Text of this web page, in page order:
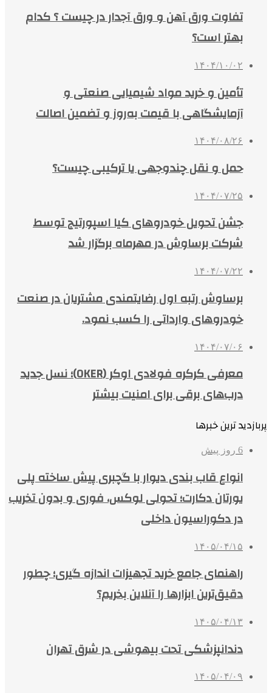
تفاوت ورق آهن و ورق آجدار در چیست ؟ کدام
بهتر است؟
۱۴۰۴/۱۰/۰۲
تأمین و خرید مواد شیمیایی صنعتی و
آزمایشگاهی با قیمت به‌روز و تضمین اصالت
۱۴۰۴/۰۸/۲۶
حمل و نقل چندوجهی یا ترکیبی چیست؟
۱۴۰۴/۰۷/۲۵
جشن تحویل خودروهای کیا اسپورتیج توسط
شرکت برساوش در مهرماه برگزار شد
۱۴۰۴/۰۷/۲۲
برساوش رتبه اول رضایتمندی مشتریان در صنعت
خودروهای وارداتی را کسب نمود.
۱۴۰۴/۰۷/۰۶
معرفی کرکره فولادی اوکر (OKER)؛ نسل جدید
درب‌های برقی برای امنیت بیشتر
پربازدید ترین خبرها
6 روز پیش
انواع قاب بندی دیوار با گچبری پیش ساخته پلی
یورتان دکارت؛ تحولی لوکس، فوری و بدون تخریب
در دکوراسیون داخلی
۱۴۰۵/۰۴/۱۵
راهنمای جامع خرید تجهیزات اندازه گیری؛ چطور
دقیق‌ترین ابزارها را آنلاین بخریم؟
۱۴۰۵/۰۴/۱۳
دندانپزشکی تحت بیهوشی در شرق تهران
۱۴۰۵/۰۴/۰۹